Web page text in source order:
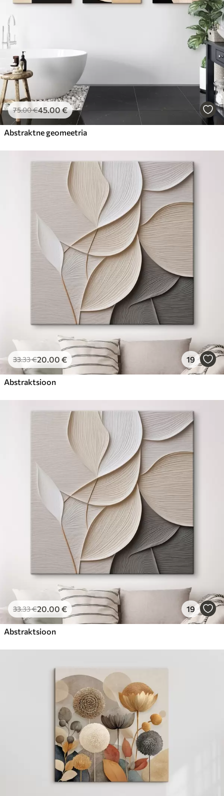
75.00€45.00€
Abstraktne geomeetria
33.33€20.00 € 19
Abstraktsioon
33.33€20.00 € 19
Abstraktsioon